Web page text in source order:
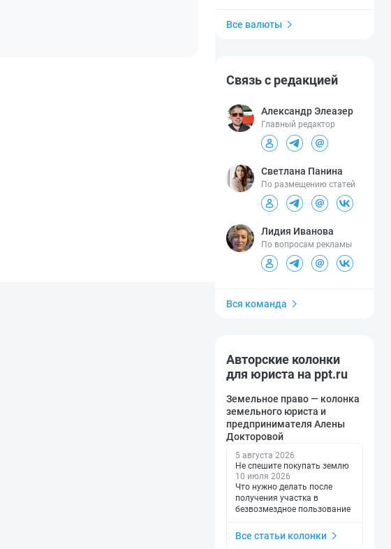
Все валюты
Связь с редакцией
Александр Элеазер
Главный редактор
Светлана Панина
По размещению статей
Лидия Иванова
По вопросам рекламы
Вся команда
Авторские колонки
для юриста на ppt.ru
Земельное право — колонка
земельного юриста и
предпринимателя Алены
Докторовой
5 августа 2026
Не спешите покупать землю
10 июля 2026
Что нужно делать после
получения участка в
безвозмездное пользование
Все статьи колонки